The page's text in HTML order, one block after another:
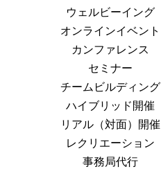
ウェルビーイング
オンラインイベント
カンファレンス
セミナー
チームビルディング
ハイブリッド開催
リアル（対面）開催
レクリエーション
事務局代行